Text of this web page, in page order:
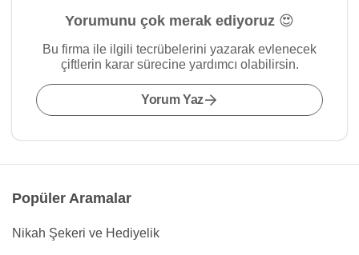
Yorumunu çok merak ediyoruz 😍
Bu firma ile ilgili tecrübelerini yazarak evlenecek
çiftlerin karar sürecine yardımcı olabilirsin.
Yorum Yaz
Popüler Aramalar
Nikah Şekeri ve Hediyelik